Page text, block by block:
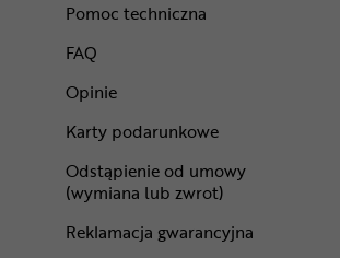
Pomoc techniczna
FAQ
Opinie
Karty podarunkowe
Odstąpienie od umowy
(wymiana lub zwrot)
Reklamacja gwarancyjna